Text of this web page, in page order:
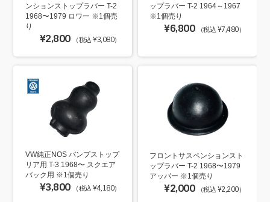
ンションストップラバー T-2
1968〜1979 ロワー ※1個売
り
¥2,800 （税込 ¥3,080）
ップラバー T-2 1964～1967
※1個売り
¥6,800 （税込 ¥7,480）
VW純正NOS バンプストップ
リア用 T-3 1968〜 スクエア
バック用 ※1個売り
¥3,800 （税込 ¥4,180）
フロントサスペンションスト
ップラバー T-2 1968〜1979
アッパー ※1個売り
¥2,000 （税込 ¥2,200）